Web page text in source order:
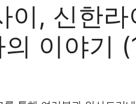
이, 신한
이야기